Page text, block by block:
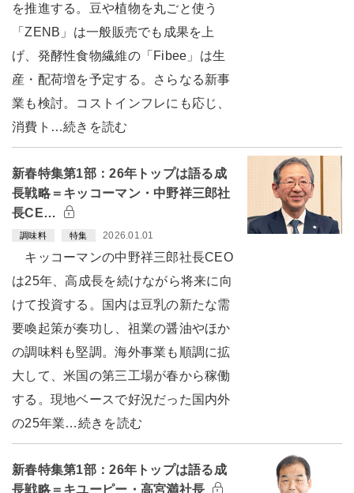
を推進する。豆や植物を丸ごと使う
「ZENB」は一般販売でも成果を上
げ、発酵性食物繊維の「Fibee」は生
産・配荷増を予定する。さらなる新事
業も検討。コストインフレにも応じ、
消費ト…続きを読む
新春特集第1部：26年トップは語る成
長戦略＝キッコーマン・中野祥三郎社
長CE…
調味料 特集 2026.01.01
キッコーマンの中野祥三郎社長CEO
は25年、高成長を続けながら将来に向
けて投資する。国内は豆乳の新たな需
要喚起策が奏功し、祖業の醤油やほか
の調味料も堅調。海外事業も順調に拡
大して、米国の第三工場が春から稼働
する。現地ベースで好況だった国内外
の25年業…続きを読む
新春特集第1部：26年トップは語る成
長戦略＝キユーピー・高宮満社長